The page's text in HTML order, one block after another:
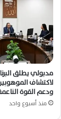
مدبولي يطلق
لاكتشاف
ودعم القوة
منذ أسبوع واحد